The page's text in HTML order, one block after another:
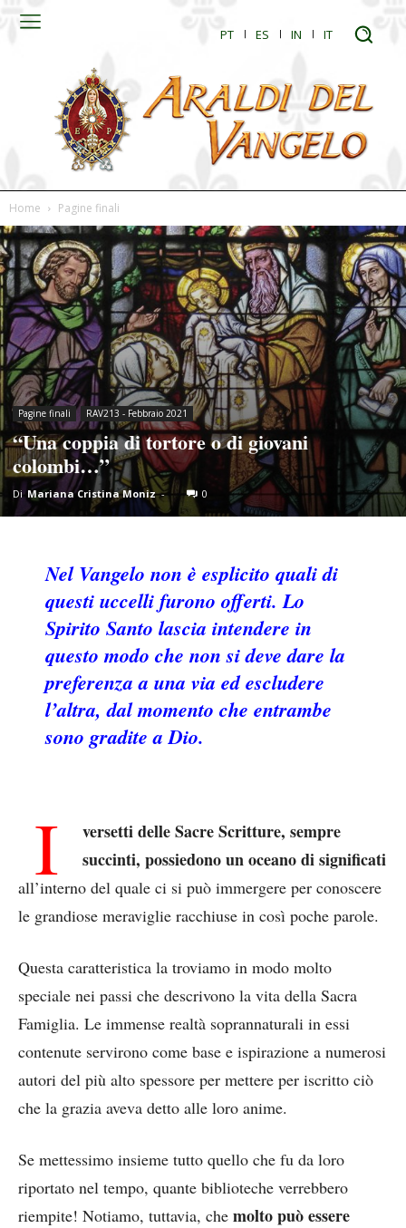
PT ES IN IT
Home Pagine finali
Pagine finali RAV213 - Febbraio 2021
“Una coppia di tortore o di giovani
colombi…”
Di Mariana Cristina Moniz - 0
Nel Vangelo non è esplicito quali di
questi uccelli furono offerti. Lo
Spirito Santo lascia intendere in
questo modo che non si deve dare la
preferenza a una via ed escludere
l’altra, dal momento che entrambe
sono gradite a Dio.
I
versetti delle Sacre Scritture, sempre
succinti, possiedono un oceano di significati
all’interno del quale ci si può immergere per conoscere
le grandiose meraviglie racchiuse in così poche parole.
Questa caratteristica la troviamo in modo molto
speciale nei passi che descrivono la vita della Sacra
Famiglia. Le immense realtà soprannaturali in essi
contenute servirono come base e ispirazione a numerosi
autori del più alto spessore per mettere per iscritto ciò
che la grazia aveva detto alle loro anime.
Se mettessimo insieme tutto quello che fu da loro
riportato nel tempo, quante biblioteche verrebbero
riempite! Notiamo, tuttavia, che molto può essere